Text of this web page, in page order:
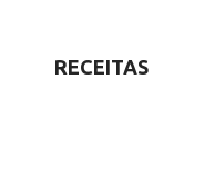
RECEITAS